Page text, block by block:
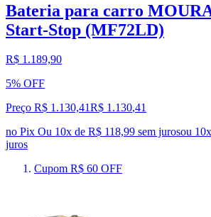
Bateria para carro
Start-Stop (MF72LD)
R$ 1.189,90
5% OFF
Preço R$ 1.130,41R$ 1.130,41
no Pix Ou 10x de R$ 118,99 sem jurosou 10
juros
Cupom R$ 60 OFF